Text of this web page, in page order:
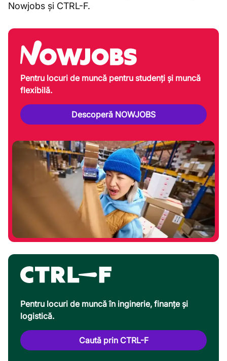
Nowjobs și CTRL-F.
Pentru locuri de muncă pentru studenți și muncă
flexibilă.
Descoperă NOWJOBS
Pentru locuri de muncă în inginerie, finanțe și
logistică.
Caută prin CTRL-F